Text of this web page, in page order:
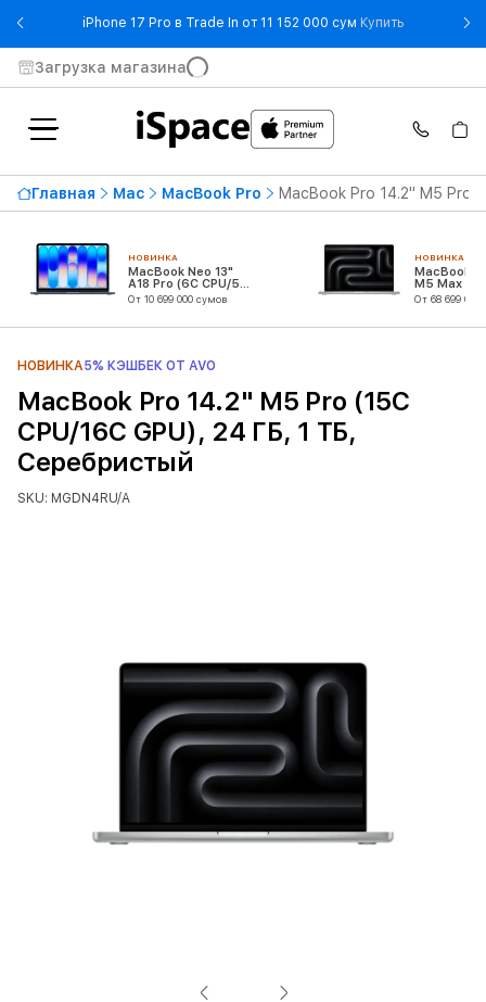
iPhone 17 Pro в Trade In от 11 152 000 сум Купить- iPhone 17
Загрузка магазина
Главная Mac MacBook Pro MacBook Pro 14.2" M5 Pro
НОВИНКА
MacBook Neo 13"
A18 Pro (6C CPU/5C
GPU)
От 10 699 000 сумов
НОВИНКА
MacBook
M5 Max
CPU/32C
От 68 699 000
НОВИНКА5% КЭШБЕК ОТ AVO
MacBook Pro 14.2" M5 Pro (15C
CPU/16C GPU), 24 ГБ, 1 ТБ,
Серебристый
SKU: MGDN4RU/A